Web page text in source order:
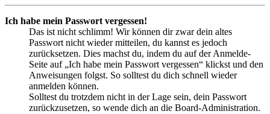
Ich habe mein Passwort vergessen!
Das ist nicht schlimm! Wir können dir zwar dein altes
Passwort nicht wieder mitteilen, du kannst es jedoch
zurücksetzen. Dies machst du, indem du auf der Anmelde-
Seite auf „Ich habe mein Passwort vergessen“ klickst und den
Anweisungen folgst. So solltest du dich schnell wieder
anmelden können.
Solltest du trotzdem nicht in der Lage sein, dein Passwort
zurückzusetzen, so wende dich an die Board-Administration.